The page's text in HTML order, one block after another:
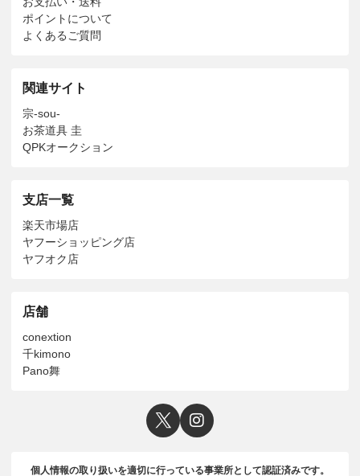
ポイントについて
よくあるご質問
関連サイト
宗-sou-
お茶道具 圭
QPKオークション
支店一覧
楽天市場店
ヤフーショッピング店
ヤフオク店
店舗
conextion
千kimono
Pano舞
個人情報の取り扱いを適切に行っている事業所として認証済みです。